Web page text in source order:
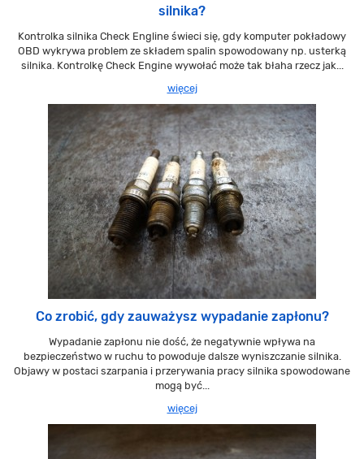
silnika?
Kontrolka silnika Check Engline świeci się, gdy komputer pokładowy
OBD wykrywa problem ze składem spalin spowodowany np. usterką
silnika. Kontrolkę Check Engine wywołać może tak błaha rzecz jak...
więcej
Co zrobić, gdy zauważysz wypadanie zapłonu?
Wypadanie zapłonu nie dość, że negatywnie wpływa na
bezpieczeństwo w ruchu to powoduje dalsze wyniszczanie silnika.
Objawy w postaci szarpania i przerywania pracy silnika spowodowane
mogą być...
więcej